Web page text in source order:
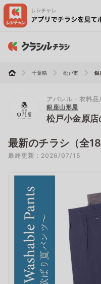
千葉県 松戸市 銀
アパレル・衣料品
銀座山形屋
松戸小金原店
最新のチラシ（全18
最終更新：2026/07/15